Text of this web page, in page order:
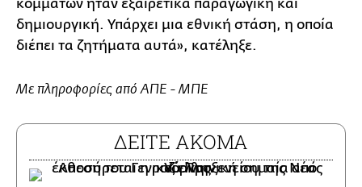
κομμάτων ήταν εξαιρετικά παραγωγική και
δημιουργική. Υπάρχει μια εθνική στάση, η οποία
διέπει τα ζητήματα αυτά», κατέληξε.
Με πληροφορίες από ΑΠΕ - ΜΠΕ
ΔΕΙΤΕ ΑΚΟΜΑ